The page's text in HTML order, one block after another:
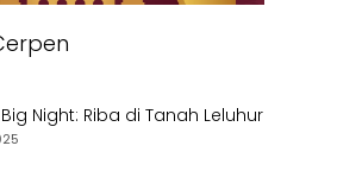
Night: Riba di Tanah Leluhur